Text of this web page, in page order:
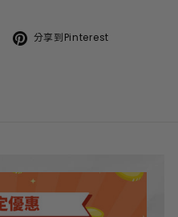
分享到Pinterest